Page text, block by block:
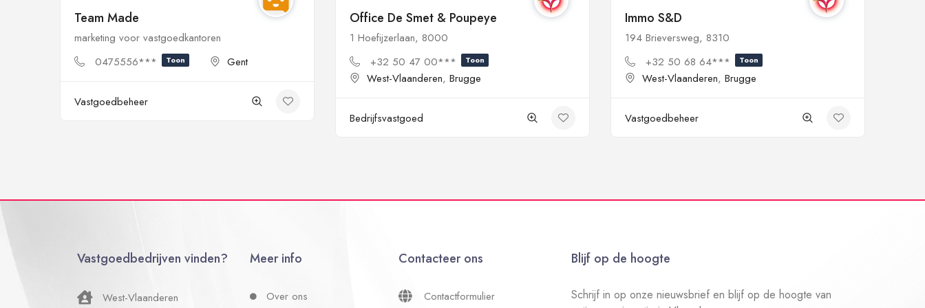
Team Made
marketing voor vastgoedkantoren
0475556***
Toon Gent
Vastgoedbeheer
Office De Smet & Poupeye
1 Hoefijzerlaan, 8000
+32 50 47 00***
Toon
West-Vlaanderen, Brugge
Bedrijfsvastgoed
Immo S&D
194 Brieversweg, 8310
+32 50 68 64***
Toon
West-Vlaanderen, Brugge
Vastgoedbeheer
Vastgoedbedrijven vinden?
West-Vlaanderen
Meer info
Over ons
Contacteer ons
Contactformulier
Blijf op de hoogte
Schrijf in op onze nieuwsbrief en blijf op de hoogte van